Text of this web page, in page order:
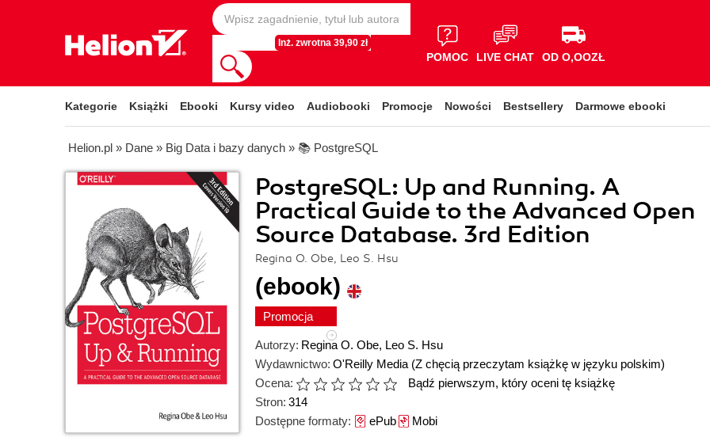
Inż. zwrotna 39,90 zł
POMOC LIVE CHAT OD O,OOZŁ
Kategorie Książki Ebooki Kursy video Audiobooki Promocje Nowości Bestsellery Darmowe ebooki
Helion.pl » Dane » Big Data i bazy danych » 📚 PostgreSQL
PostgreSQL: Up and Running. A
Practical Guide to the Advanced Open
Source Database. 3rd Edition
Regina O. Obe, Leo S. Hsu
(ebook)
Promocja
Autorzy: Regina O. Obe, Leo S. Hsu
Wydawnictwo: O'Reilly Media (Z chęcią przeczytam książkę w języku polskim)
Ocena:
Bądź pierwszym, który oceni tę książkę
Stron: 314
Dostępne formaty: ePubMobi